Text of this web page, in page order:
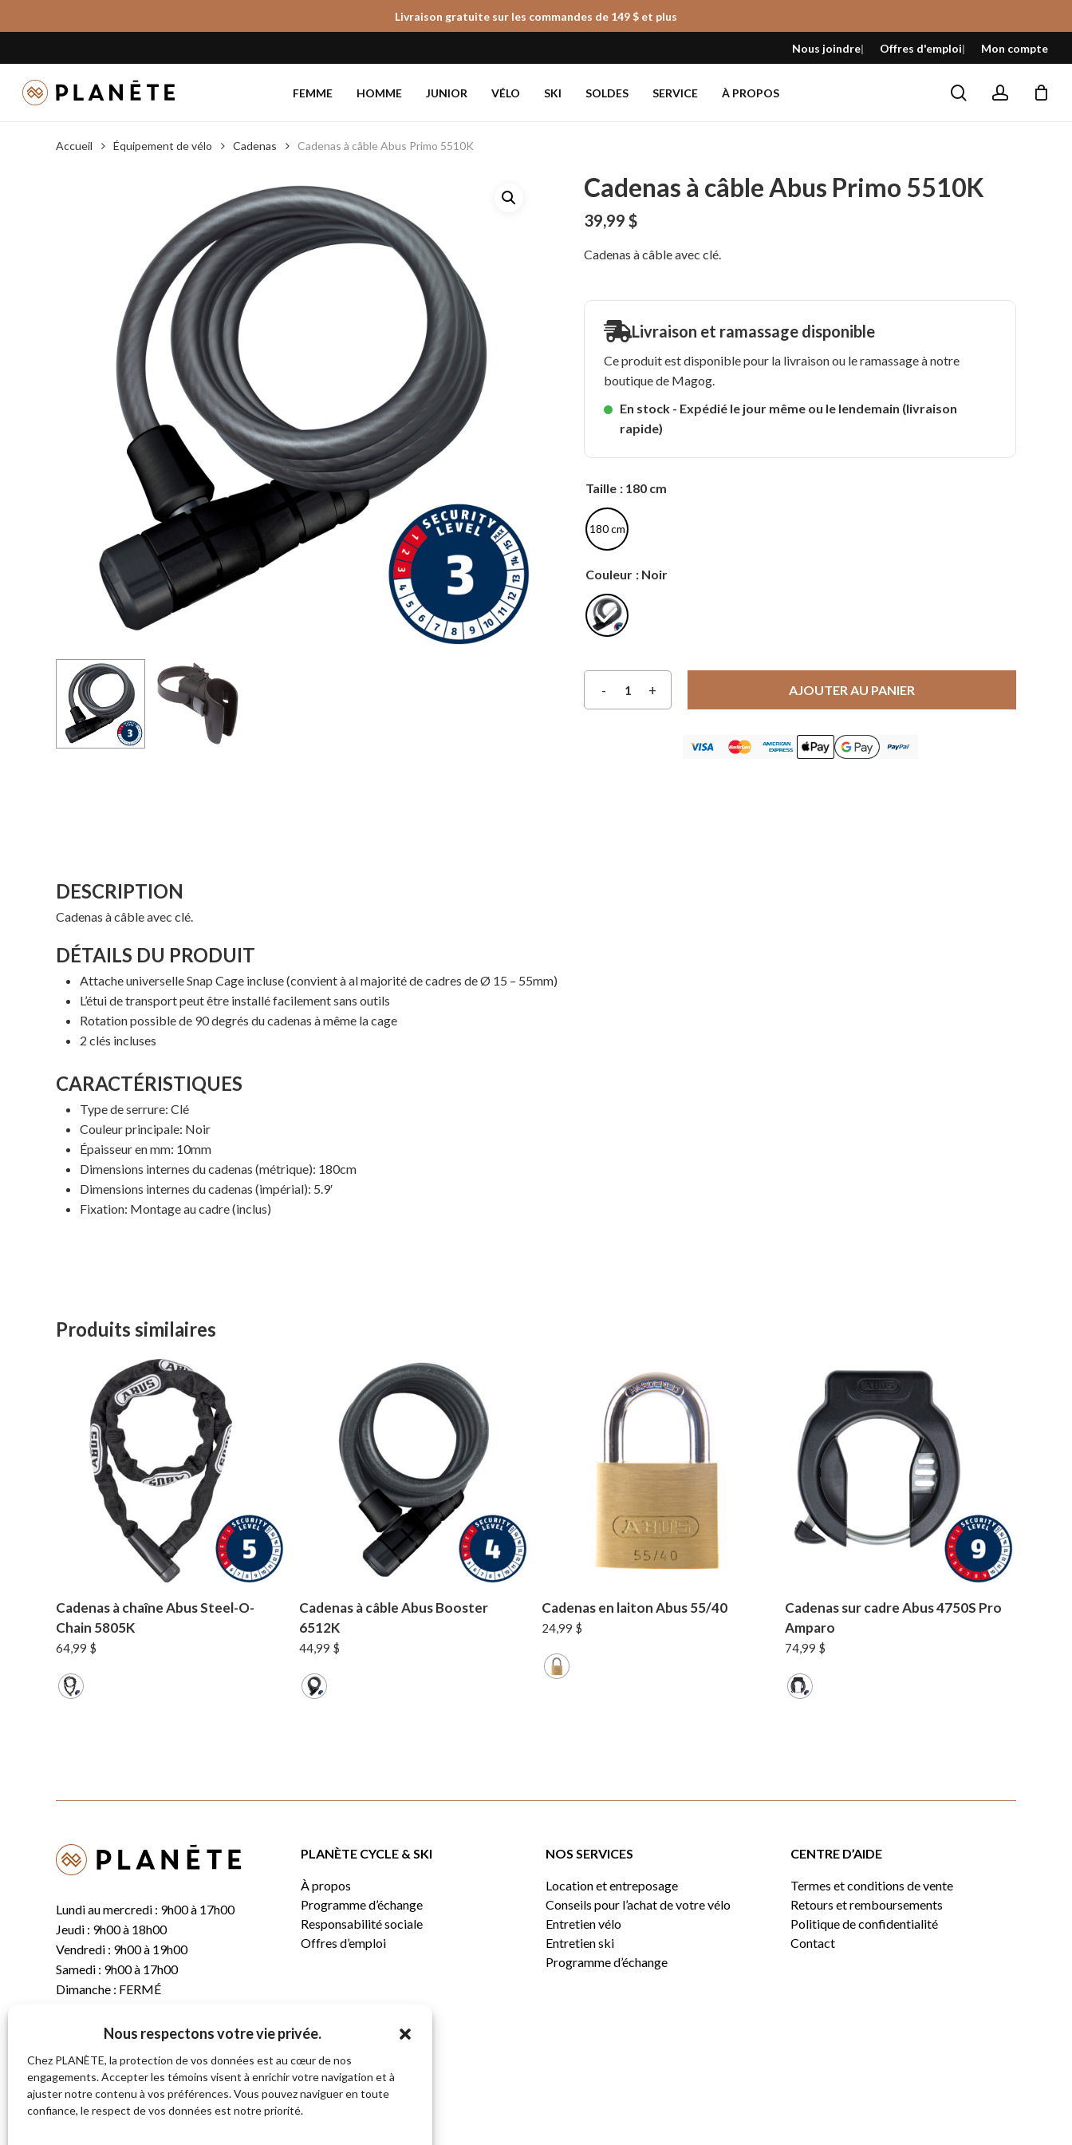
Nous respectons votre vie privée.
Chez PLANÈTE, la protection de vos données est au cœur de nos
engagements. Accepter les témoins visent à enrichir votre navigation et à
ajuster notre contenu à vos préférences. Vous pouvez naviguer en toute
confiance, le respect de vos données est notre priorité.
to
content
Livraison gratuite sur les commandes de 149 $ et plus
Nous joindre Offres d'emploi Mon compte
FEMME HOMME JUNIOR VÉLO SKI SOLDES SERVICE À PROPOS searchaccount
Fermer
le
panier
Accueil Équipement de vélo Cadenas Cadenas à câble Abus Primo 5510K
Cadenas à câble Abus Primo 5510K
39,99$
Cadenas à câble avec clé.
Livraison et ramassage disponible
Ce produit est disponible pour la livraison ou le ramassage à notre
boutique de Magog.
En stock - Expédié le jour même ou le lendemain (livraison
rapide)
Taille : 180 cm
180 cm
Couleur : Noir
AJOUTER AU PANIER
DESCRIPTION
Cadenas à câble avec clé.
DÉTAILS DU PRODUIT
Attache universelle Snap Cage incluse (convient à al majorité de cadres de Ø 15 – 55mm)
L’étui de transport peut être installé facilement sans outils
Rotation possible de 90 degrés du cadenas à même la cage
2 clés incluses
CARACTÉRISTIQUES
Type de serrure: Clé
Couleur principale: Noir
Épaisseur en mm: 10mm
Dimensions internes du cadenas (métrique): 180cm
Dimensions internes du cadenas (impérial): 5.9′
Fixation: Montage au cadre (inclus)
Produits similaires
Cadenas à chaîne Abus Steel-O-
Chain 5805K
64,99 $
Cadenas à câble Abus Booster
6512K
44,99 $
Cadenas en laiton Abus 55/40
24,99 $
Cadenas sur cadre Abus 4750S Pro
Amparo
74,99 $
Lundi au mercredi : 9h00 à 17h00
Jeudi : 9h00 à 18h00
Vendredi : 9h00 à 19h00
Samedi : 9h00 à 17h00
Dimanche : FERMÉ
(819) 843-8356
C. info@planete.co
681, rue Sherbrooke
Magog (Québec)
PLANÈTE CYCLE & SKI
À propos
Programme d’échange
Responsabilité sociale
Offres d’emploi
NOS SERVICES
Location et entreposage
Conseils pour l’achat de votre vélo
Entretien vélo
Entretien ski
Programme d’échange
CENTRE D’AIDE
Termes et conditions de vente
Retours et remboursements
Politique de confidentialité
Contact